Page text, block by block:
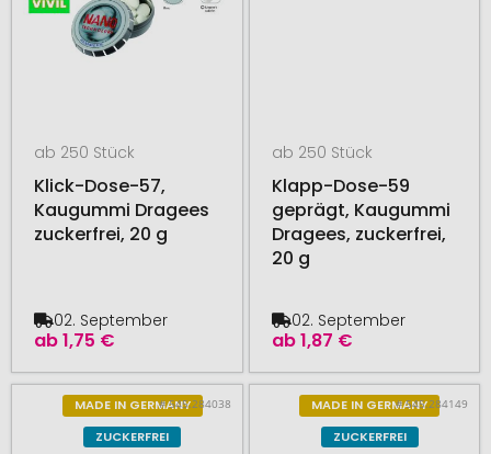
ab 250 Stück
Klick-Dose-57,
Kaugummi Dragees
zuckerfrei, 20 g
ab1,75 €
02. September
ab 250 Stück
Klapp-Dose-59
geprägt, Kaugummi
Dragees, zuckerfrei,
20 g
ab1,87 €
02. September
MADE IN GERMANY
ZUCKERFREI
# 545.284038
MADE IN GERMANY
ZUCKERFREI
# 545.284149